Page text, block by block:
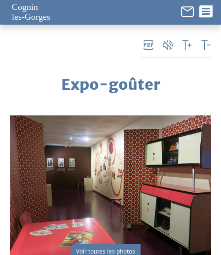
Cognin
les-Gorges
Expo-goûter
Voir toutes les photos
Panneau de gestion des cookies